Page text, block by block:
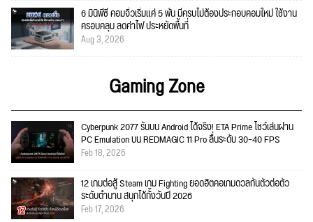
6 มินิพีซี คอมจิ๋วเริ่มแค่ 5 พัน มีครบไม่ต้องประกอบคอมใหม่ ใช้งาน
ครอบคลุม ลดค่าไฟ ประหยัดพื้นที่
Aug 3, 2026
Gaming Zone
Cyberpunk 2077 รันบน Android ได้จริง! ETA Prime โชว์เล่นผ่าน
PC Emulation บน REDMAGIC 11 Pro ลื่นระดับ 30–40 FPS
Feb 18, 2026
12 เกมต่อสู้ Steam เกม Fighting ยอดฮิตคอเกมดวลกันตัวต่อตัว
ระดับตำนาน สนุกได้ทั้งวันปี 2026
Feb 17, 2026